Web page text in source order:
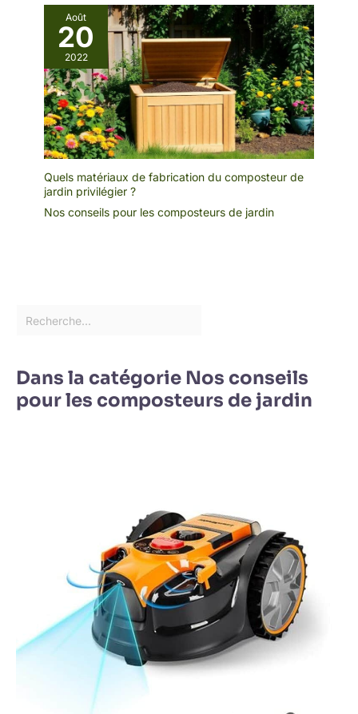
Août
20
2022
Quels matériaux de fabrication du composteur de
jardin privilégier ?
Nos conseils pour les composteurs de jardin
Dans la catégorie Nos conseils
pour les composteurs de jardin